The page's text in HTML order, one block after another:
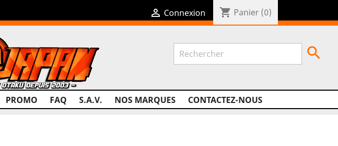
 Connexion shopping_cart Panier (0)
PROMO FAQ S.A.V. NOS MARQUES CONTACTEZ-NOUS
